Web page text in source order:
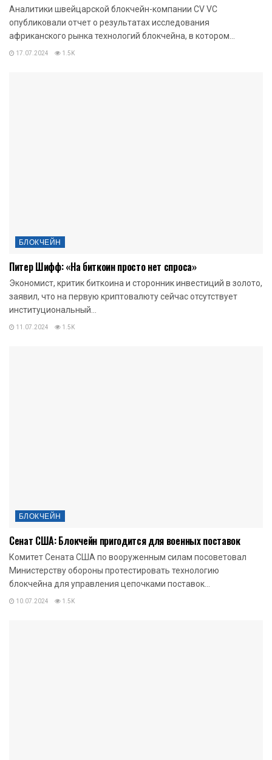
Аналитики швейцарской блокчейн-компании CV VC
опубликовали отчет о результатах исследования
африканского рынка технологий блокчейна, в котором...
17.07.2024 1.5K
БЛОКЧЕЙН
Питер Шифф: «На биткоин просто нет спроса»
Экономист, критик биткоина и сторонник инвестиций в золото,
заявил, что на первую криптовалюту сейчас отсутствует
институциональный...
11.07.2024 1.5K
БЛОКЧЕЙН
Сенат США: Блокчейн пригодится для военных поставок
Комитет Сената США по вооруженным силам посоветовал
Министерству обороны протестировать технологию
блокчейна для управления цепочками поставок...
10.07.2024 1.5K